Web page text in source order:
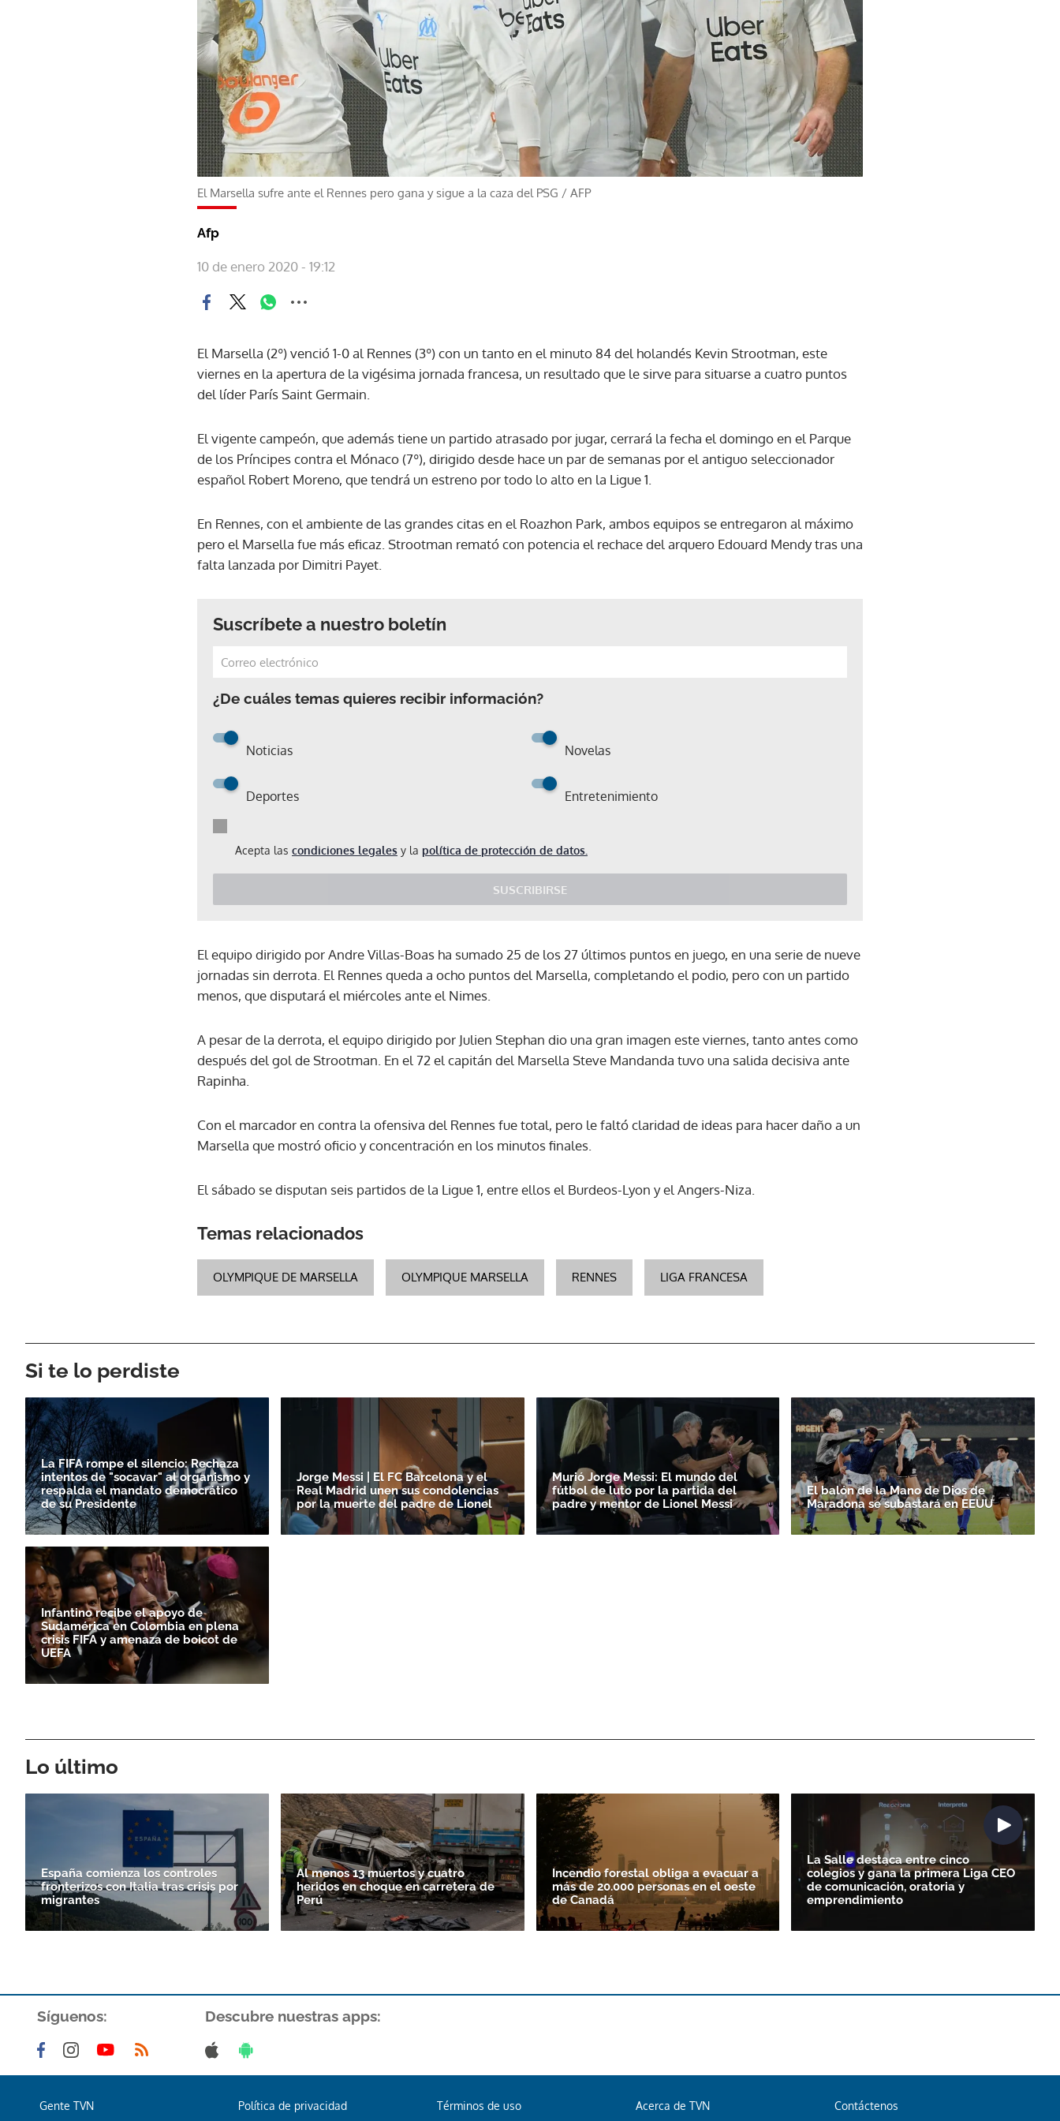
El Marsella sufre ante el Rennes pero gana y sigue a la caza del PSG / AFP
Afp
10 de enero 2020 - 19:12
El Marsella (2º) venció 1-0 al Rennes (3º) con un tanto en el minuto 84 del holandés Kevin Strootman, este
viernes en la apertura de la vigésima jornada francesa, un resultado que le sirve para situarse a cuatro puntos
del líder París Saint Germain.
El vigente campeón, que además tiene un partido atrasado por jugar, cerrará la fecha el domingo en el Parque
de los Príncipes contra el Mónaco (7º), dirigido desde hace un par de semanas por el antiguo seleccionador
español Robert Moreno, que tendrá un estreno por todo lo alto en la Ligue 1.
En Rennes, con el ambiente de las grandes citas en el Roazhon Park, ambos equipos se entregaron al máximo
pero el Marsella fue más eficaz. Strootman remató con potencia el rechace del arquero Edouard Mendy tras una
falta lanzada por Dimitri Payet.
Suscríbete a nuestro boletín
¿De cuáles temas quieres recibir información?
Noticias Novelas
Deportes Entretenimiento
Acepta las condiciones legales y la política de protección de datos.
SUSCRIBIRSE
Gracias por suscribirte a nuestro boletín.
El equipo dirigido por Andre Villas-Boas ha sumado 25 de los 27 últimos puntos en juego, en una serie de nueve
jornadas sin derrota. El Rennes queda a ocho puntos del Marsella, completando el podio, pero con un partido
menos, que disputará el miércoles ante el Nimes.
A pesar de la derrota, el equipo dirigido por Julien Stephan dio una gran imagen este viernes, tanto antes como
después del gol de Strootman. En el 72 el capitán del Marsella Steve Mandanda tuvo una salida decisiva ante
Rapinha.
Con el marcador en contra la ofensiva del Rennes fue total, pero le faltó claridad de ideas para hacer daño a un
Marsella que mostró oficio y concentración en los minutos finales.
El sábado se disputan seis partidos de la Ligue 1, entre ellos el Burdeos-Lyon y el Angers-Niza.
Temas relacionados
OLYMPIQUE DE MARSELLA OLYMPIQUE MARSELLA RENNES LIGA FRANCESA
Si te lo perdiste
La FIFA rompe el silencio: Rechaza
intentos de "socavar" al organismo y
respalda el mandato democrático
de su Presidente
Jorge Messi | El FC Barcelona y el
Real Madrid unen sus condolencias
por la muerte del padre de Lionel
Murió Jorge Messi: El mundo del
fútbol de luto por la partida del
padre y mentor de Lionel Messi
El balón de la Mano de Dios de
Maradona se subastará en EEUU
Infantino recibe el apoyo de
Sudamérica en Colombia en plena
crisis FIFA y amenaza de boicot de
UEFA
Lo último
España comienza los controles
fronterizos con Italia tras crisis por
migrantes
Al menos 13 muertos y cuatro
heridos en choque en carretera de
Perú
Incendio forestal obliga a evacuar a
más de 20.000 personas en el oeste
de Canadá
La Salle destaca entre cinco
colegios y gana la primera Liga CEO
de comunicación, oratoria y
emprendimiento
Síguenos: Descubre nuestras apps:
Gente TVN Política de privacidad Términos de uso Acerca de TVN Contáctenos